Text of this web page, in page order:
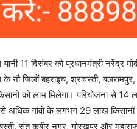
11 दिसंबर को प्रधानमंत्री नरेंद्र
नौ जिलों बहराइच, श्रावस्ती,
को लाभ मिलेगा। परियोजना से 14
अधिक गांवों के लगभग 29 लाख किसानों
बस्ती, संत कबीर नगर, गोरखपुर और